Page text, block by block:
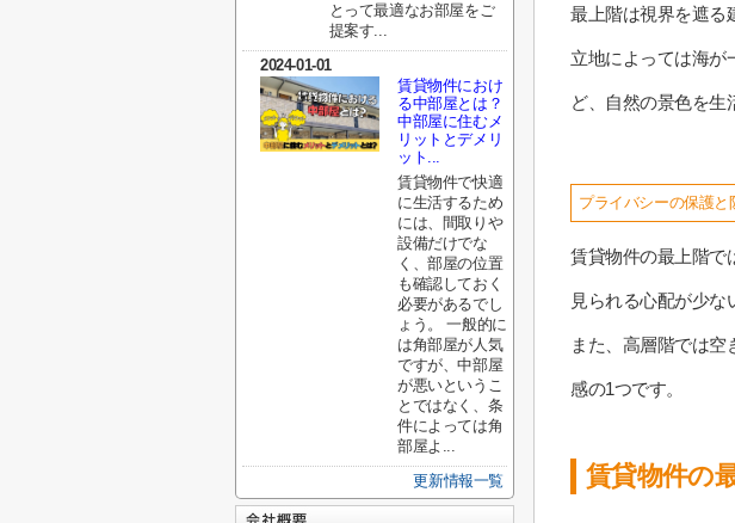
最上階は視界を遮る
立地によっては海が
ど、自然の景色を生
プライバシーの保護と
賃貸物件の最上階で
見られる心配が少な
また、高層階では
感の1つです。
賃貸物件の
とって最適なお部屋をご
提案す...
2024-01-01
賃貸物件におけ
る中部屋とは？
中部屋に住むメ
リットとデメリ
ット...
賃貸物件で快適
に生活するため
には、間取りや
設備だけでな
く、部屋の位置
も確認しておく
必要があるでし
ょう。 一般的に
は角部屋が人気
ですが、中部屋
が悪いというこ
とではなく、条
件によっては角
部屋よ...
更新情報一覧